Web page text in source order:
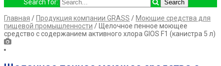
Search for:
Главная / Продукция компании GRASS / Моющие средства для
пищевой промышленности / Щелочное пенное моющее
средство с содержанием активного хлора GIOS F1 (канистра 5 л)